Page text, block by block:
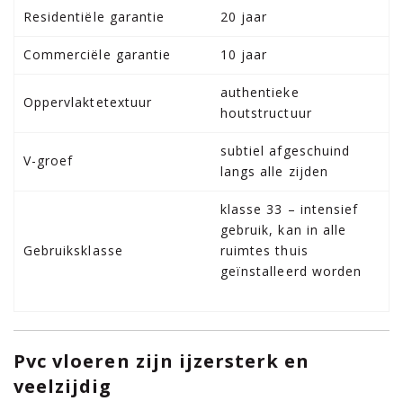
Residentiële garantie 20 jaar
Commerciële garantie 10 jaar
Oppervlaktetextuur
authentieke
houtstructuur
V-groef
subtiel afgeschuind
langs alle zijden
Gebruiksklasse
klasse 33 – intensief
gebruik, kan in alle
ruimtes thuis
geïnstalleerd worden
Pvc vloeren zijn ijzersterk en
veelzijdig